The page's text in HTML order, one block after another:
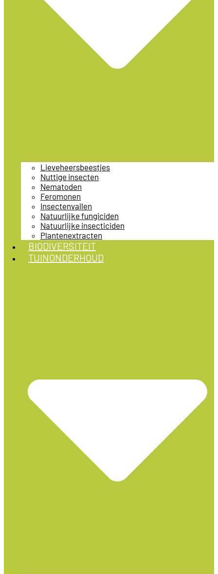
Lieveheersbeestjes
Nuttige insecten
Nematoden
Feromonen
Insectenvallen
Natuurlijke fungiciden
Natuurlijke insecticiden
Plantenextracten
BIODIVERSITEIT
TUINONDERHOUD